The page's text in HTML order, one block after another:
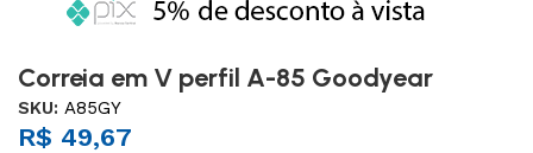
Correia em V perfil A-85 Goodyear
SKU:A85GY
R$ 49,67